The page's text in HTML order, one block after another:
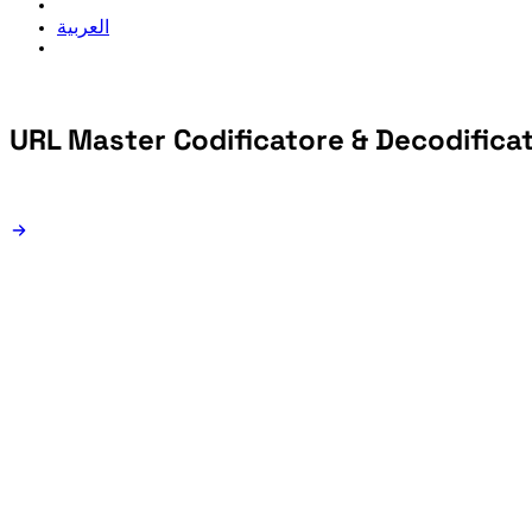
العربية
URL Master Codificatore &